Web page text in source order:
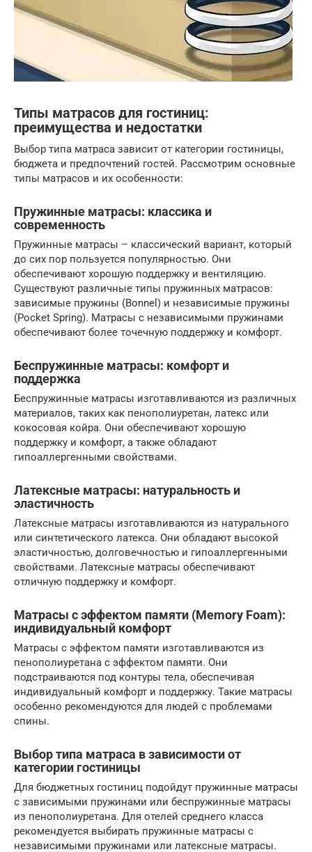
Типы матрасов для гостиниц:
преимущества и недостатки
Выбор типа матраса зависит от категории гостиницы,
бюджета и предпочтений гостей. Рассмотрим основные
типы матрасов и их особенности:
Пружинные матрасы: классика и
современность
Пружинные матрасы – классический вариант, который
до сих пор пользуется популярностью. Они
обеспечивают хорошую поддержку и вентиляцию.
Существуют различные типы пружинных матрасов:
зависимые пружины (Bonnel) и независимые пружины
(Pocket Spring). Матрасы с независимыми пружинами
обеспечивают более точечную поддержку и комфорт.
Беспружинные матрасы: комфорт и
поддержка
Беспружинные матрасы изготавливаются из различных
материалов, таких как пенополиуретан, латекс или
кокосовая койра. Они обеспечивают хорошую
поддержку и комфорт, а также обладают
гипоаллергенными свойствами.
Латексные матрасы: натуральность и
эластичность
Латексные матрасы изготавливаются из натурального
или синтетического латекса. Они обладают высокой
эластичностью, долговечностью и гипоаллергенными
свойствами. Латексные матрасы обеспечивают
отличную поддержку и комфорт.
Матрасы с эффектом памяти (Memory Foam):
индивидуальный комфорт
Матрасы с эффектом памяти изготавливаются из
пенополиуретана с эффектом памяти. Они
подстраиваются под контуры тела, обеспечивая
индивидуальный комфорт и поддержку. Такие матрасы
особенно рекомендуются для людей с проблемами
спины.
Выбор типа матраса в зависимости от
категории гостиницы
Для бюджетных гостиниц подойдут пружинные матрасы
с зависимыми пружинами или беспружинные матрасы
из пенополиуретана. Для отелей среднего класса
рекомендуется выбирать пружинные матрасы с
независимыми пружинами или латексные матрасы.